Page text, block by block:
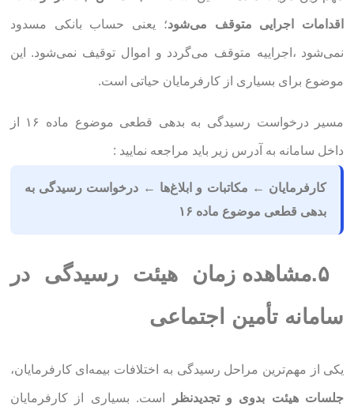
اقدامات اجرایی متوقف می‌شود؛ یعنی حساب بانکی مسدود
نمی‌شود ،اجراییه متوقف می‌گردد و اموال توقیف نمی‌شود. این
موضوع برای بسیاری از کارفرمایان حیاتی است.
مسیر درخواست رسیدگی به بدهی قطعی موضوع ماده ۱۶ از
داخل سامانه به آدرس زیر باید مراجعه نمایید :
کارفرمایان ← مکاتبات و ابلاغ‌ها ← درخواست رسیدگی به
بدهی قطعی موضوع ماده ۱۶
۵.مشاهده زمان هیئت رسیدگی در
سامانه تأمین اجتماعی
یکی از مهم‌ترین مراحل رسیدگی به اختلافات بیمه‌ای کارفرمایان،
جلسات هیئت بدوی و تجدیدنظر است. بسیاری از کارفرمایان